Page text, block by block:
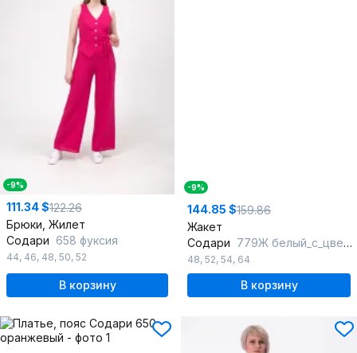
-9%
111.34 $122.26
Брюки, Жилет
Содари 658 фуксия
44, 46, 48, 50, 52
В корзину
-9%
144.85 $159.86
Жакет
Содари 779Ж белый_с_цветочным_принтом
48, 52, 54, 64
В корзину